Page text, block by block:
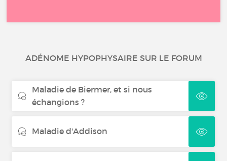
ADÉNOME HYPOPHYSAIRE SUR LE FORUM
Maladie de Biermer, et si nous
échangions ?
Maladie d'Addison